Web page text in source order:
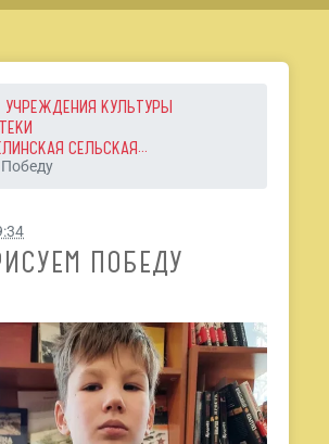
УЧРЕЖДЕНИЯ КУЛЬТУРЫ
СЕЛЬСКАЯ...
ПОБЕДУ